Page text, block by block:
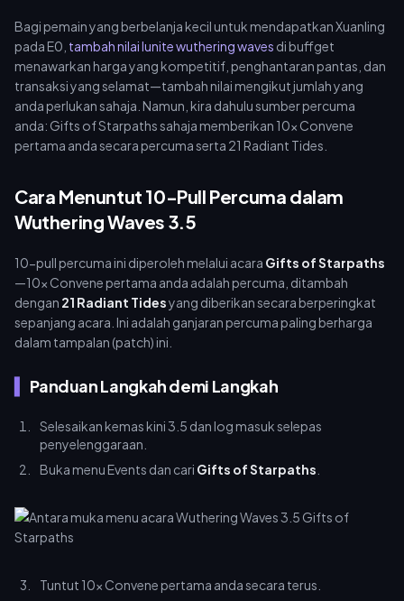
Bagi pemain yang berbelanja kecil untuk mendapatkan Xuanling
pada E0, tambah nilai lunite wuthering waves di buffget
menawarkan harga yang kompetitif, penghantaran pantas, dan
transaksi yang selamat—tambah nilai mengikut jumlah yang
anda perlukan sahaja. Namun, kira dahulu sumber percuma
anda: Gifts of Starpaths sahaja memberikan 10x Convene
pertama anda secara percuma serta 21 Radiant Tides.
Cara Menuntut 10-Pull Percuma dalam
Wuthering Waves 3.5
10-pull percuma ini diperoleh melalui acara Gifts of Starpaths
—10x Convene pertama anda adalah percuma, ditambah
dengan 21 Radiant Tidesyang diberikan secara berperingkat
sepanjang acara. Ini adalah ganjaran percuma paling berharga
dalam tampalan (patch) ini.
Panduan Langkah demi Langkah
Selesaikan kemas kini 3.5 dan log masuk selepas
penyelenggaraan.
Buka menu Events dan cari Gifts of Starpaths
Tuntut 10x Convene pertama anda secara terus.